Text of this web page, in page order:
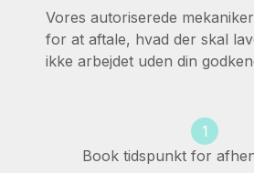
Vores autoriserede
for at aftale, hvad der skal
ikke arbejdet uden din
1
Book tidspunkt for